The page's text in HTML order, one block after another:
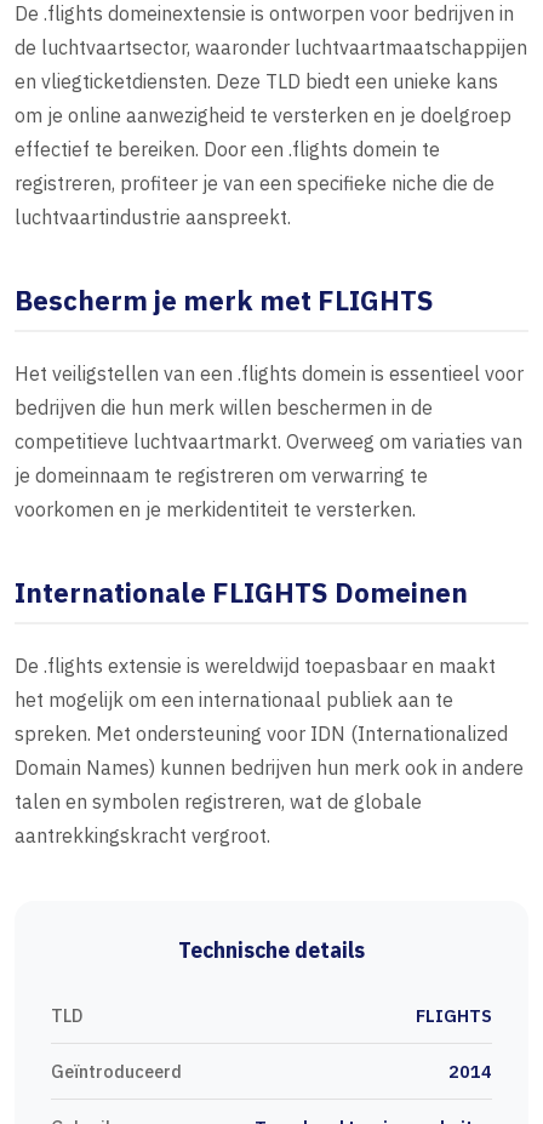
De .flights domeinextensie is ontworpen voor bedrijven in
de luchtvaartsector, waaronder luchtvaartmaatschappijen
en vliegticketdiensten. Deze TLD biedt een unieke kans
om je online aanwezigheid te versterken en je doelgroep
effectief te bereiken. Door een .flights domein te
registreren, profiteer je van een specifieke niche die de
luchtvaartindustrie aanspreekt.
Bescherm je merk met FLIGHTS
Het veiligstellen van een .flights domein is essentieel voor
bedrijven die hun merk willen beschermen in de
competitieve luchtvaartmarkt. Overweeg om variaties van
je domeinnaam te registreren om verwarring te
voorkomen en je merkidentiteit te versterken.
Internationale FLIGHTS Domeinen
De .flights extensie is wereldwijd toepasbaar en maakt
het mogelijk om een internationaal publiek aan te
spreken. Met ondersteuning voor IDN (Internationalized
Domain Names) kunnen bedrijven hun merk ook in andere
talen en symbolen registreren, wat de globale
aantrekkingskracht vergroot.
Technische details
TLD FLIGHTS
Geïntroduceerd 2014